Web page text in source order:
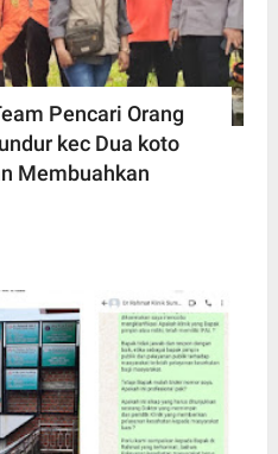
Pencari Orang
kec Dua koto
Membuahkan